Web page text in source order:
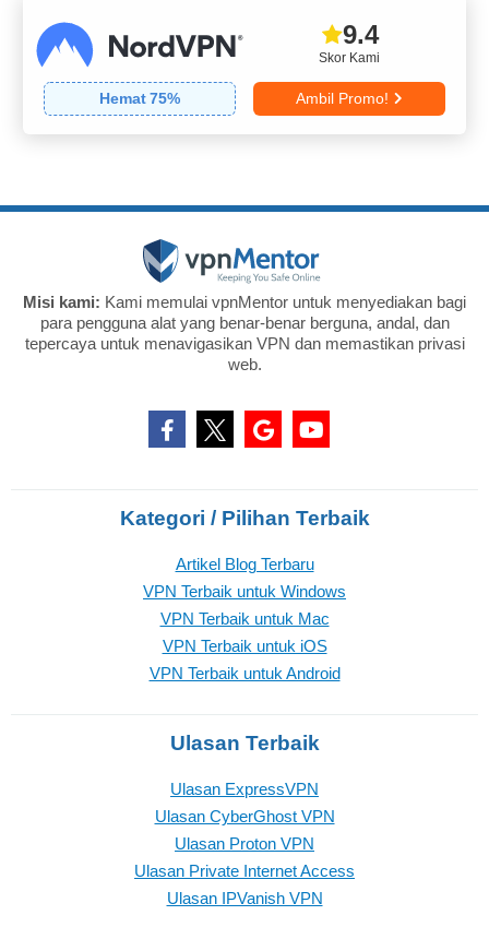
Skor Kami
9.4
Hemat75% Ambil Promo!
Misi kami: Kami memulai vpnMentor untuk menyediakan bagi
para pengguna alat yang benar-benar berguna, andal, dan
tepercaya untuk menavigasikan VPN dan memastikan privasi
web.
Kategori / Pilihan Terbaik
Artikel Blog Terbaru
VPN Terbaik untuk Windows
VPN Terbaik untuk Mac
VPN Terbaik untuk iOS
VPN Terbaik untuk Android
Ulasan Terbaik
Ulasan ExpressVPN
Ulasan CyberGhost VPN
Ulasan Proton VPN
Ulasan Private Internet Access
Ulasan IPVanish VPN